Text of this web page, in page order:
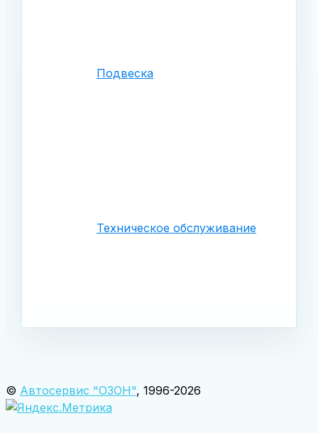
Подвеска
Техническое обслуживание
© Автосервис "ОЗОН", 1996-2026